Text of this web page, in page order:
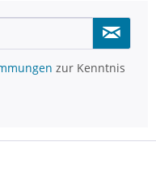
zur Kenntnis